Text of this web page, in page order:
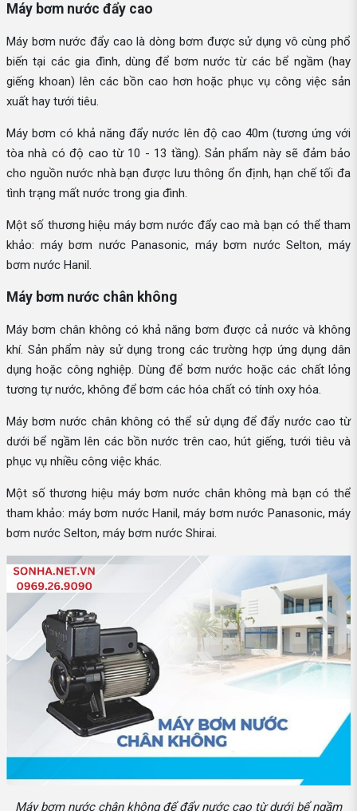
Máy bơm nước đẩy cao
Máy bơm nước đẩy cao là dòng bơm được sử dụng vô cùng phổ
biến tại các gia đình, dùng để bơm nước từ các bể ngầm (hay
giếng khoan) lên các bồn cao hơn hoặc phục vụ công việc sản
xuất hay tưới tiêu.
Máy bơm có khả năng đẩy nước lên độ cao 40m (tương ứng với
tòa nhà có độ cao từ 10 - 13 tầng). Sản phẩm này sẽ đảm bảo
cho nguồn nước nhà bạn được lưu thông ổn định, hạn chế tối đa
tình trạng mất nước trong gia đình.
Một số thương hiệu máy bơm nước đẩy cao mà bạn có thể tham
khảo: máy bơm nước Panasonic, máy bơm nước Selton, máy
bơm nước Hanil.
Máy bơm nước chân không
Máy bơm chân không có khả năng bơm được cả nước và không
khí. Sản phẩm này sử dụng trong các trường hợp ứng dụng dân
dụng hoặc công nghiệp. Dùng để bơm nước hoặc các chất lỏng
tương tự nước, không để bơm các hóa chất có tính oxy hóa.
Máy bơm nước chân không có thể sử dụng để đẩy nước cao từ
dưới bể ngầm lên các bồn nước trên cao, hút giếng, tưới tiêu và
phục vụ nhiều công việc khác.
Một số thương hiệu máy bơm nước chân không mà bạn có thể
tham khảo: máy bơm nước Hanil, máy bơm nước Panasonic, máy
bơm nước Selton, máy bơm nước Shirai.
Máy bơm nước chân không để đẩy nước cao từ dưới bể ngầm